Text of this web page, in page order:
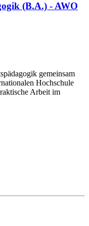
(B.A.) - AWO
gemeinsam
Hochschule
Arbeit im